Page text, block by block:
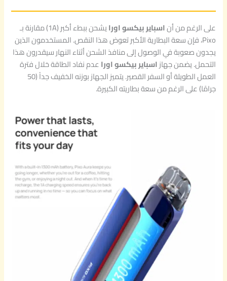
على الرغم من أناسباير بيكسو اورا
يشحن ببطء أكبر (1A) مقارنة بـ
Pixo، فإن سعة البطارية الأكبر تعوض هذا النقص. المستخدمون الذين
يجدون صعوبة في الوصول إلى منافذ الشحن أثناء النهار سيقدرون هذا
التحمل. يضمن جهازاسباير بيكسو اوراعدم نفاد الطاقة خلال فترة
العمل الطويلة أو السفر القصير. يتميز الجهاز بوزنه الخفيف جداً (50
جرامًا) على الرغم من سعة بطاريته الكبيرة.